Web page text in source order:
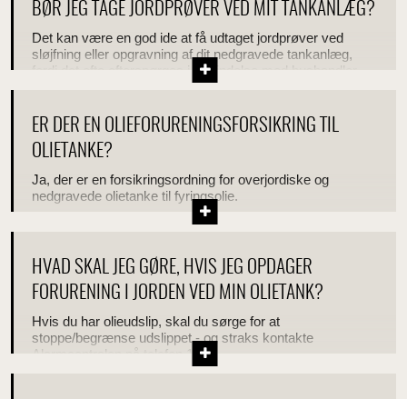
BØR JEG TAGE JORDPRØVER VED MIT TANKANLÆG?
Det kan være en god ide at få udtaget jordprøver ved
sløjfning eller opgravning af dit nedgravede tankanlæg,
fordi det ofte efterspørges i forbindelse med hushandler.
ER DER EN OLIEFORURENINGSFORSIKRING TIL
OLIETANKE?
Ja, der er en forsikringsordning for overjordiske og
nedgravede olietanke til fyringsolie.
HVAD SKAL JEG GØRE, HVIS JEG OPDAGER
FORURENING I JORDEN VED MIN OLIETANK?
Hvis du har olieudslip, skal du sørge for at
stoppe/begrænse udslippet - og straks kontakte
Alarmcentralen på telefon 112.